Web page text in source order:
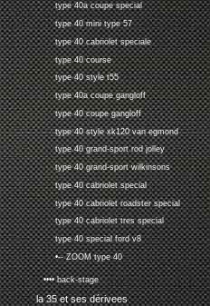
type 40a coupe special
type 40 mini type 57
type 40 cabriolet speciale
type 40 course
type 40 style t55
type 40a coupe gangloff
type 40 coupe gangloff
type 40 style xk120 van egmond
type 40 grand-sport rod jolley
type 40 grand-sport wilkinsons
type 40 cabriolet special
type 40 cabriolet roadster special
type 40 cabriolet tres special
type 40 special ford v8
•-- ZOOM type 40
•••• back-stage
la 35 et ses dérivees